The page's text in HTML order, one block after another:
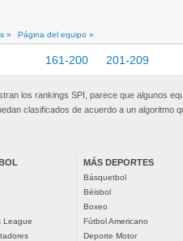
»
Página del equipo »
161-200 201-209
los rankings SPI, parece que algunos
clasificados de acuerdo a un algoritmo
League
MÁS DEPORTES
Básquetbol
Béisbol
Boxeo
Fútbol Americano
Deporte Motor